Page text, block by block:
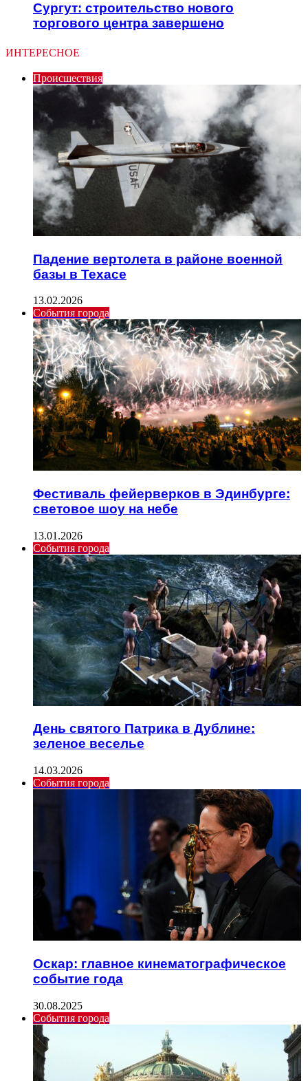
Сургут: строительство нового
торгового центра завершено
ИНТЕРЕСНОЕ
Происшествия
Падение вертолета в районе военной
базы в Техасе
13.02.2026
События города
Фестиваль фейерверков в Эдинбурге:
световое шоу на небе
13.01.2026
События города
День святого Патрика в Дублине:
зеленое веселье
14.03.2026
События города
Оскар: главное кинематографическое
событие года
30.08.2025
События города